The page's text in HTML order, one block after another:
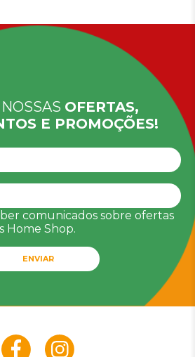
OFERTAS,
E PROMOÇÕES!
comunicados sobre ofertas
Home Shop.
ENVIAR